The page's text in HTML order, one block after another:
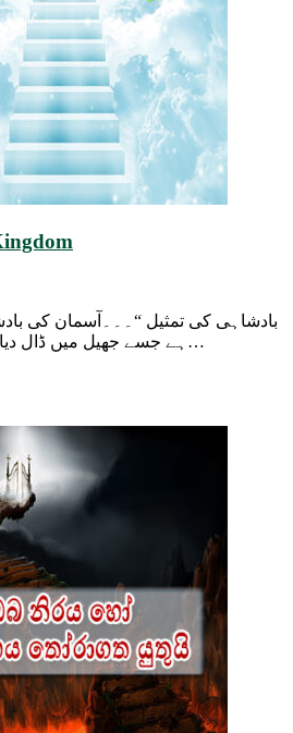
بادشاہی کی تمثیل “۔۔۔آسمان کی
ہے جسے جھیل میں ڈال دیا گیا اور ہر طرح کی…